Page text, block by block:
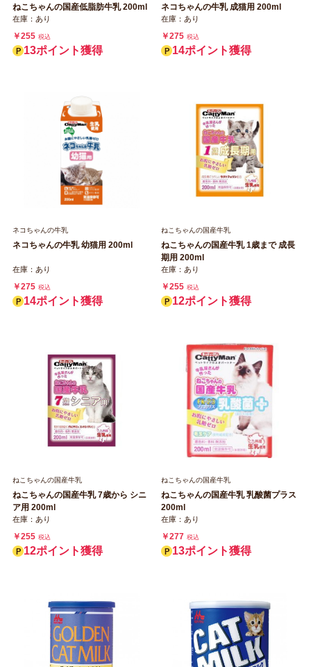
ねこちゃんの国産低脂肪牛乳 200ml
在庫：あり
￥255 税込
13ポイント獲得
ネコちゃんの牛乳 成猫用 200ml
在庫：あり
￥275 税込
14ポイント獲得
ネコちゃんの牛乳
ネコちゃんの牛乳 幼猫用 200ml
在庫：あり
￥275 税込
14ポイント獲得
ねこちゃんの国産牛乳
ねこちゃんの国産牛乳 1歳まで 成長
期用 200ml
在庫：あり
￥255 税込
12ポイント獲得
ねこちゃんの国産牛乳
ねこちゃんの国産牛乳 7歳から シニ
ア用 200ml
在庫：あり
￥255 税込
12ポイント獲得
ねこちゃんの国産牛乳
ねこちゃんの国産牛乳 乳酸菌プラス
200ml
在庫：あり
￥277 税込
13ポイント獲得